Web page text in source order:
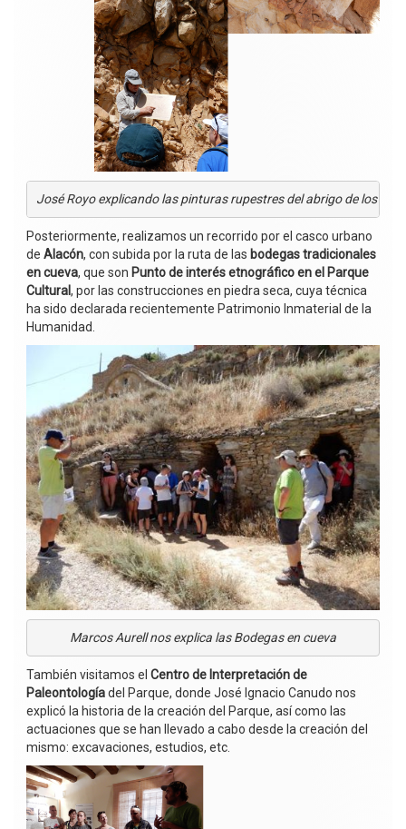
José Royo explicando las pinturas rupestres del abrigo de los
Posteriormente, realizamos un recorrido por el casco urbano
de Alacón, con subida por la ruta de las bodegas tradicionales
en cueva, que son Punto de interés etnográfico en el Parque
Cultural, por las construcciones en piedra seca, cuya técnica
ha sido declarada recientemente Patrimonio Inmaterial de la
Humanidad.
Marcos Aurell nos explica las Bodegas en cueva
También visitamos el Centro de Interpretación de
Paleontologíadel Parque, donde José Ignacio Canudo nos
explicó la historia de la creación del Parque, así como las
actuaciones que se han llevado a cabo desde la creación del
mismo: excavaciones, estudios, etc.